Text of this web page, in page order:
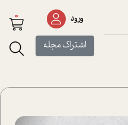
ورود
اشتراک مجله
0